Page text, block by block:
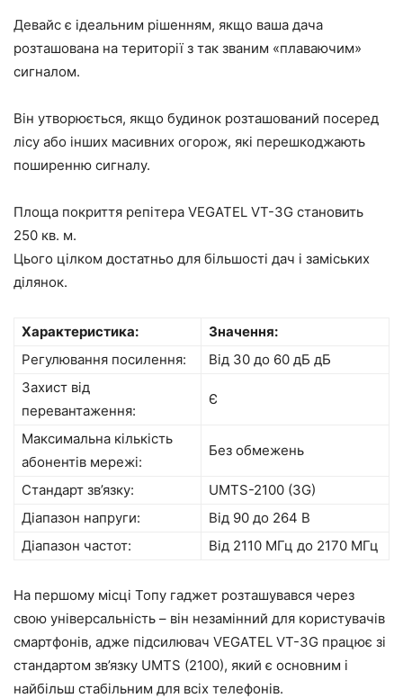
Девайс є ідеальним рішенням, якщо ваша дача
розташована на території з так званим «плаваючим»
сигналом.
Він утворюється, якщо будинок розташований посеред
лісу або інших масивних огорож, які перешкоджають
поширенню сигналу.
Площа покриття репітера VEGATEL VT-3G становить
250 кв. м.
Цього цілком достатньо для більшості дач і заміських
ділянок.
Характеристика:
Значення:
Регулювання посилення:
Від 30 до 60 дБ дБ
Захист від
перевантаження:
Є
Максимальна кількість
абонентів мережі:
Без обмежень
Стандарт зв’язку:
UMTS-2100 (3G)
Діапазон напруги:
Від 90 до 264 В
Діапазон частот:
Від 2110 МГц до 2170 МГц
На першому місці Топу гаджет розташувався через
свою універсальність – він незамінний для користувачів
смартфонів, адже підсилювач VEGATEL VT-3G працює зі
стандартом зв’язку UMTS (2100), який є основним і
найбільш стабільним для всіх телефонів.